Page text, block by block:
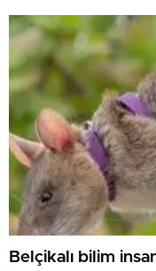
Belçikalı bilim